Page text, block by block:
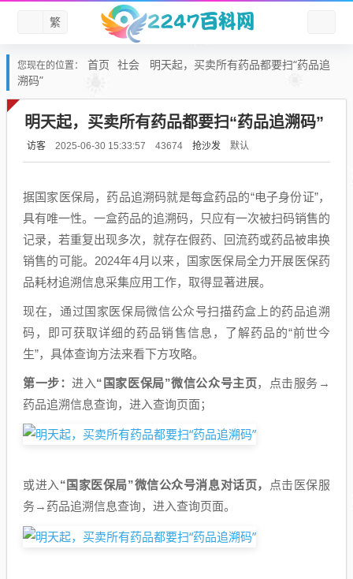
繁
您现在的位置： 首页 社会
明天起，买卖所有药品都要扫“药品追
溯码”
明天起，买卖所有药品都要扫“药品追溯码”
访客 2025-06-30 15:33:57 43674 抢沙发 默认
据国家医保局，药品追溯码就是每盒药品的“电子身份证”，
具有唯一性。一盒药品的追溯码，只应有一次被扫码销售的
记录，若重复出现多次，就存在假药、回流药或药品被串换
销售的可能。2024年4月以来，国家医保局全力开展医保药
品耗材追溯信息采集应用工作，取得显著进展。
现在，通过国家医保局微信公众号扫描药盒上的药品追溯
码，即可获取详细的药品销售信息，了解药品的“前世今
生”，具体查询方法来看下方攻略。
第一步：进入“国家医保局”微信公众号主页，点击服务→
药品追溯信息查询，进入查询页面；
或进入“国家医保局”微信公众号消息对话页，
点击医保服
务→药品追溯信息查询，进入查询页面。